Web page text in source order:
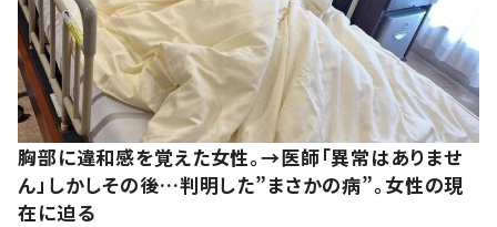
胸部に違和感を覚えた女性。→医師「異常はありませ
ん」しかしその後…判明した”まさかの病”。女性の現
在に迫る